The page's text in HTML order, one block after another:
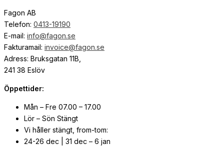
Fagon AB
Telefon: 0413-19190
E-mail: info@fagon.se
Fakturamail: invoice@fagon.se
Adress: Bruksgatan 11B,
241 38 Eslöv
Öppettider:
Mån – Fre 07.00 – 17.00
Lör – Sön Stängt
Vi håller stängt, from-tom:
24-26 dec | 31 dec – 6 jan